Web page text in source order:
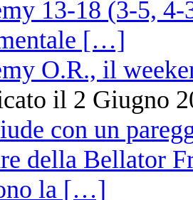
O.R., il
il 2 Giugno